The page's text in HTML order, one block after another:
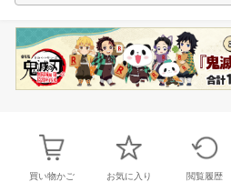
買い物かご お気に入り 閲覧履歴